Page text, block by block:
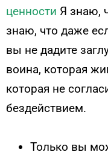
ценности Я знаю,
знаю, что даже
вы не дадите
воина, которая
которая не
бездействием.
Только вы